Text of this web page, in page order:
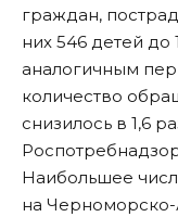
граждан,
них 546 детей до
аналогичным
количество
снизилось в 1,6
Наибольшее
на